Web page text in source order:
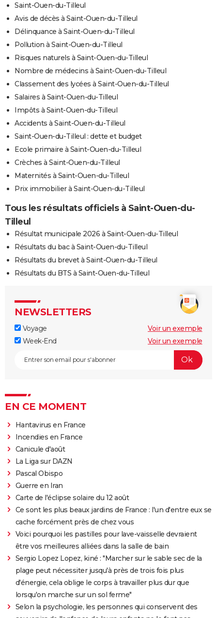
Saint-Ouen-du-Tilleul
Avis de décès à Saint-Ouen-du-Tilleul
Délinquance à Saint-Ouen-du-Tilleul
Pollution à Saint-Ouen-du-Tilleul
Risques naturels à Saint-Ouen-du-Tilleul
Nombre de médecins à Saint-Ouen-du-Tilleul
Classement des lycées à Saint-Ouen-du-Tilleul
Salaires à Saint-Ouen-du-Tilleul
Impôts à Saint-Ouen-du-Tilleul
Accidents à Saint-Ouen-du-Tilleul
Saint-Ouen-du-Tilleul : dette et budget
Ecole primaire à Saint-Ouen-du-Tilleul
Crèches à Saint-Ouen-du-Tilleul
Maternités à Saint-Ouen-du-Tilleul
Prix immobilier à Saint-Ouen-du-Tilleul
Tous les résultats officiels à Saint-Ouen-du-
Tilleul
Résultat municipale 2026 à Saint-Ouen-du-Tilleul
Résultats du bac à Saint-Ouen-du-Tilleul
Résultats du brevet à Saint-Ouen-du-Tilleul
Résultats du BTS à Saint-Ouen-du-Tilleul
NEWSLETTERS
Voyage
Voir un exemple
Week-End
Voir un exemple
EN CE MOMENT
Hantavirus en France
Incendies en France
Canicule d'août
La Liga sur DAZN
Pascal Obispo
Guerre en Iran
Carte de l'éclipse solaire du 12 août
Ce sont les plus beaux jardins de France : l'un d'entre eux se
cache forcément près de chez vous
Voici pourquoi les pastilles pour lave-vaisselle devraient
être vos meilleures alliées dans la salle de bain
Sergio Lopez Lopez, kiné : "Marcher sur le sable sec de la
plage peut nécessiter jusqu'à près de trois fois plus
d'énergie, cela oblige le corps à travailler plus dur que
lorsqu'on marche sur un sol ferme"
Selon la psychologie, les personnes qui conservent des